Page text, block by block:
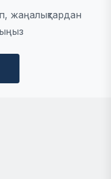
жаңалықтардан